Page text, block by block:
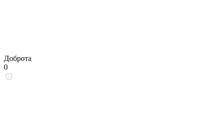
Доброта
0